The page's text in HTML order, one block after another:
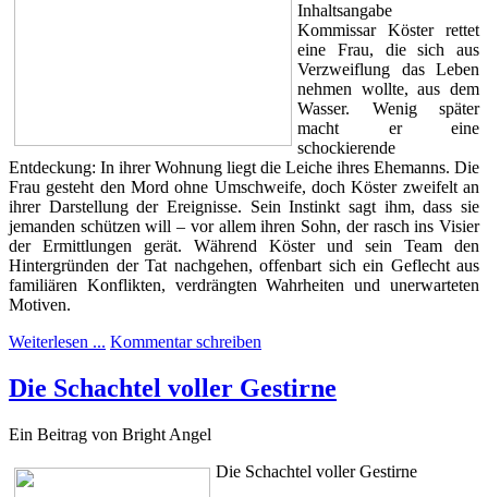
Inhaltsangabe
Kommissar Köster rettet
eine Frau, die sich aus
Verzweiflung das Leben
nehmen wollte, aus dem
Wasser. Wenig später
macht er eine
schockierende
Entdeckung: In ihrer Wohnung liegt die Leiche ihres Ehemanns. Die
Frau gesteht den Mord ohne Umschweife, doch Köster zweifelt an
ihrer Darstellung der Ereignisse. Sein Instinkt sagt ihm, dass sie
jemanden schützen will – vor allem ihren Sohn, der rasch ins Visier
der Ermittlungen gerät. Während Köster und sein Team den
Hintergründen der Tat nachgehen, offenbart sich ein Geflecht aus
familiären Konflikten, verdrängten Wahrheiten und unerwarteten
Motiven.
Weiterlesen ... Kommentar schreiben
Die Schachtel voller Gestirne
Ein Beitrag von Bright Angel
Die Schachtel voller Gestirne